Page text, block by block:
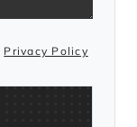
Privacy Policy